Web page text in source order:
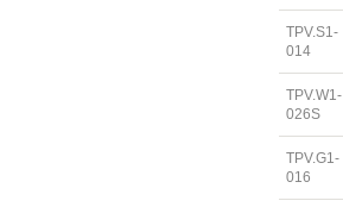
TPV.S1-
014
TPV.W1-
026S
TPV.G1-
016